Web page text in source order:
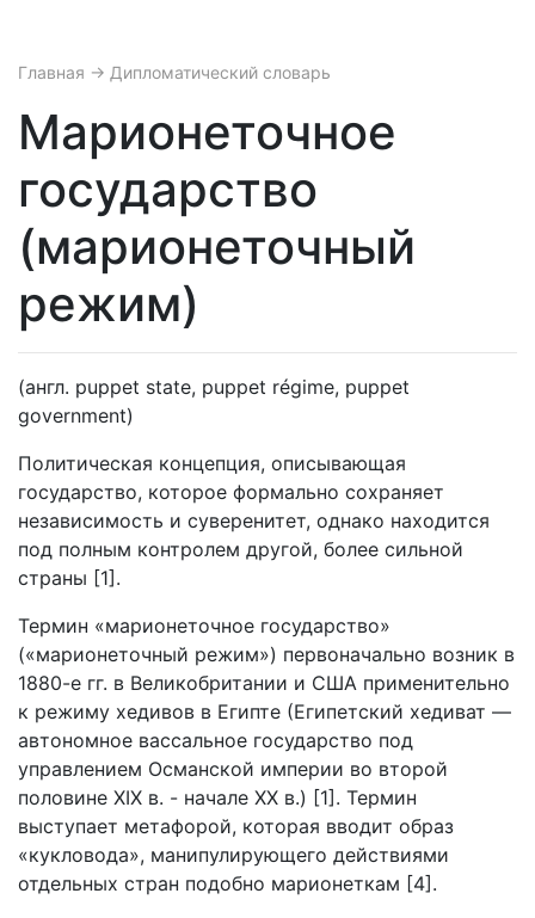
Главная → Дипломатический словарь
Марионеточное
государство
(марионеточный
режим)
(англ. puppet state, puppet régime, puppet
government)
Политическая концепция, описывающая
государство, которое формально сохраняет
независимость и суверенитет, однако находится
под полным контролем другой, более сильной
страны [1].
Термин «марионеточное государство»
(«марионеточный режим») первоначально возник в
1880-е гг. в Великобритании и США применительно
к режиму хедивов в Египте (Египетский хедиват —
автономное вассальное государство под
управлением Османской империи во второй
половине XIX в. - начале XX в.) [1]. Термин
выступает метафорой, которая вводит образ
«кукловода», манипулирующего действиями
отдельных стран подобно марионеткам [4].